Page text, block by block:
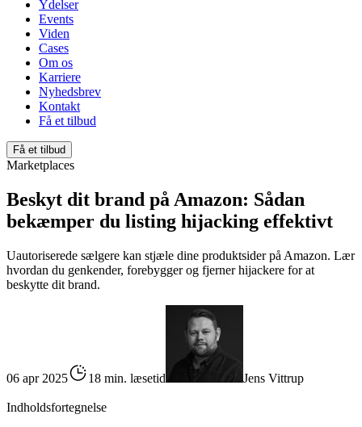
Ydelser
Events
Viden
Cases
Om os
Karriere
Nyhedsbrev
Kontakt
Få et tilbud
Få et tilbud
Marketplaces
Beskyt dit brand på Amazon: Sådan
bekæmper du listing hijacking effektivt
Uautoriserede sælgere kan stjæle dine produktsider på Amazon. Lær
hvordan du genkender, forebygger og fjerner hijackere for at
beskytte dit brand.
06 apr 2025 18 min. læsetid Jens Vittrup
Indholdsfortegnelse